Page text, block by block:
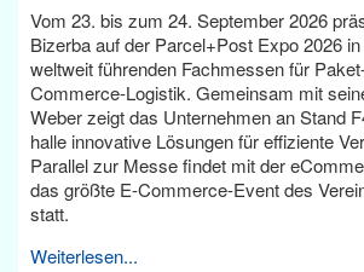
Vom 23. bis zum 24. September 2026
Bizerba auf der Parcel+Post Expo 2026
weltweit führenden Fachmessen für
Commerce-Logistik. Gemeinsam mit
Weber zeigt das Unternehmen an Stand
halle innovative Lösungen für effiziente
Parallel zur Messe findet mit der
das größte E-Commerce-Event des
statt.
Weiterlesen...